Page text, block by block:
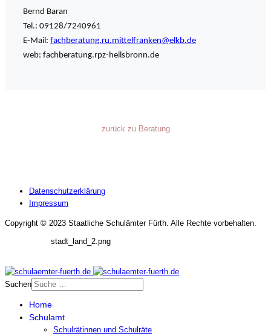
Bernd Baran
Tel.: 09128/7240961
E-Mail: fachberatung.ru.mittelfranken@elkb.de
web: fachberatung.rpz-heilsbronn.de
zurück zu Beratung
Datenschutzerklärung
Impressum
Copyright © 2023 Staatliche Schulämter Fürth. Alle Rechte vorbehalten.
stadt_land_2.png
Suchen
Home
Schulamt
Schulrätinnen und Schulräte